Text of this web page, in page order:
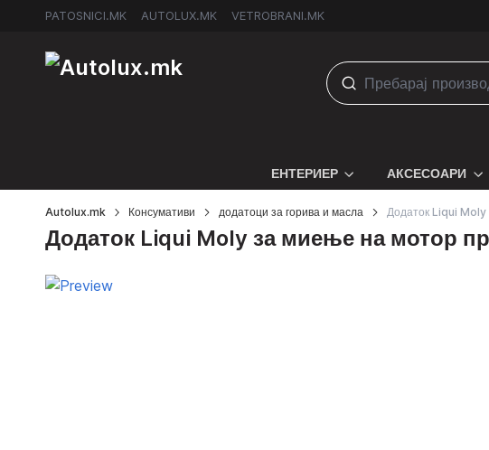
PATOSNICI.MK AUTOLUX.MK VETROBRANI.MK
ЕНТЕРИЕР АКСЕСОАРИ
Autolux.mk Консумативи додатоци за горива и масла Додаток Liqui
Додаток Liqui Moly за миење на мотор